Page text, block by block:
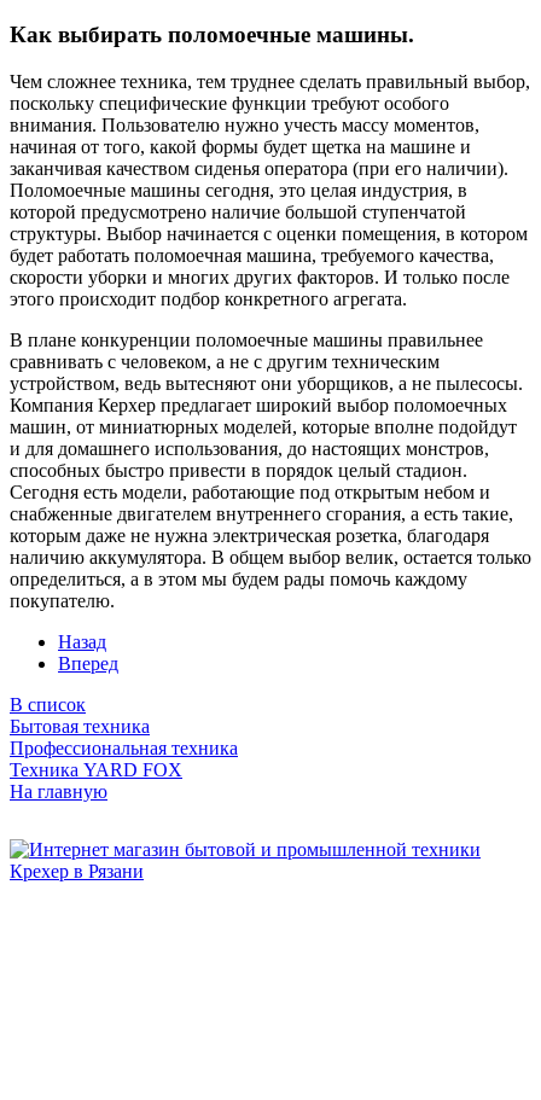
Как выбирать поломоечные машины.
Чем сложнее техника, тем труднее сделать правильный выбор,
поскольку специфические функции требуют особого
внимания. Пользователю нужно учесть массу моментов,
начиная от того, какой формы будет щетка на машине и
заканчивая качеством сиденья оператора (при его наличии).
Поломоечные машины сегодня, это целая индустрия, в
которой предусмотрено наличие большой ступенчатой
структуры. Выбор начинается с оценки помещения, в котором
будет работать поломоечная машина, требуемого качества,
скорости уборки и многих других факторов. И только после
этого происходит подбор конкретного агрегата.
В плане конкуренции поломоечные машины правильнее
сравнивать с человеком, а не с другим техническим
устройством, ведь вытесняют они уборщиков, а не пылесосы.
Компания Керхер предлагает широкий выбор поломоечных
машин, от миниатюрных моделей, которые вполне подойдут
и для домашнего использования, до настоящих монстров,
способных быстро привести в порядок целый стадион.
Сегодня есть модели, работающие под открытым небом и
снабженные двигателем внутреннего сгорания, а есть такие,
которым даже не нужна электрическая розетка, благодаря
наличию аккумулятора. В общем выбор велик, остается только
определиться, а в этом мы будем рады помочь каждому
покупателю.
Назад
Вперед
В список
Бытовая техника
Профессиональная техника
Техника YARD FOX
На главную